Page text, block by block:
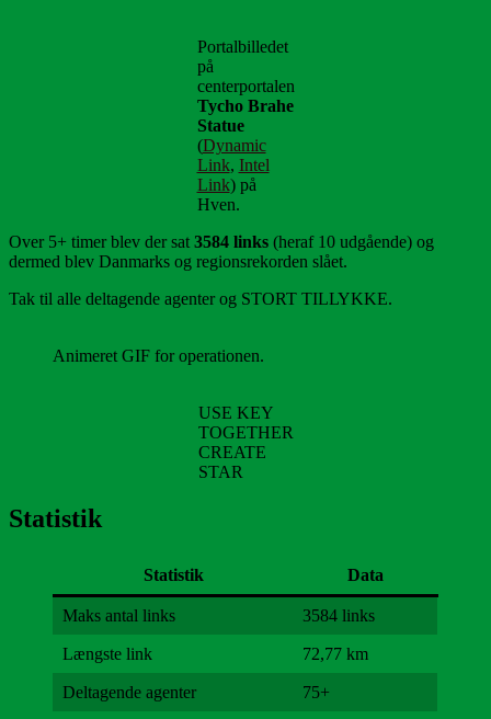
Portalbilledet
på
centerportalen
Tycho Brahe
Statue
(Dynamic
Link, Intel
Link) på
Hven.
Over 5+ timer blev der sat 3584 links (heraf 10 udgående) og
dermed blev Danmarks og regionsrekorden slået.
Tak til alle deltagende agenter og STORT TILLYKKE.
Animeret GIF for operationen.
USE KEY
TOGETHER
CREATE
STAR
Statistik
Statistik Data
Maks antal links 3584 links
Længste link 72,77 km
Deltagende agenter 75+